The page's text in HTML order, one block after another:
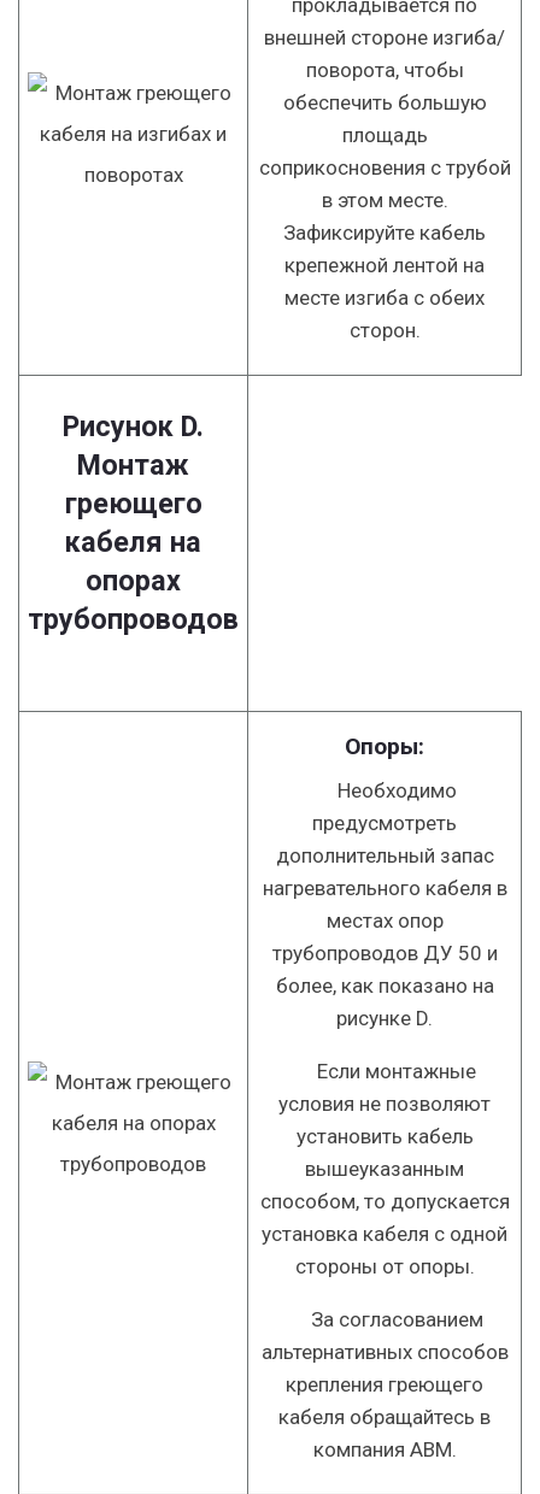
прокладывается по
внешней стороне изгиба/
поворота, чтобы
обеспечить большую
площадь
соприкосновения с трубой
в этом месте.
Зафиксируйте кабель
крепежной лентой на
месте изгиба с обеих
сторон.
Рисунок D.
Монтаж
греющего
кабеля на
опорах
трубопроводов
Опоры:
Необходимо
предусмотреть
дополнительный запас
нагревательного кабеля в
местах опор
трубопроводов ДУ 50 и
более, как показано на
рисунке D.
Если монтажные
условия не позволяют
установить кабель
вышеуказанным
способом, то допускается
установка кабеля с одной
стороны от опоры.
За согласованием
альтернативных способов
крепления греющего
кабеля обращайтесь в
компания АВМ.